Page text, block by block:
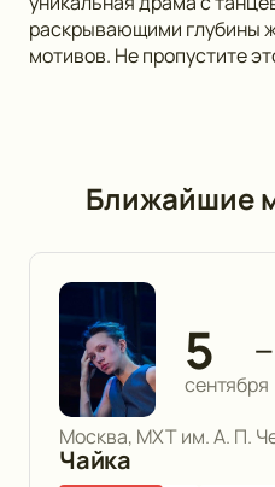
раскрывающими глубины
мотивов. Не пропустите
Ближайшие
5
сентября
—
Москва, МХТ им. А. П.
Чайка